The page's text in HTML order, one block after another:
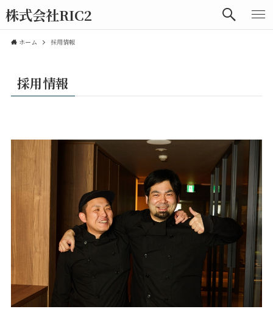
株式会社RIC2
ホーム 採用情報
採用情報